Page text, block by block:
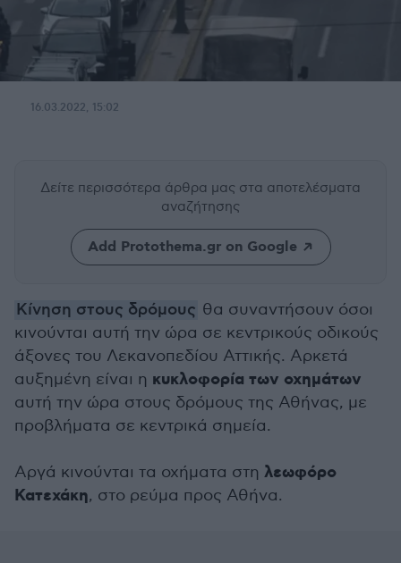
16.03.2022, 15:02
Δείτε περισσότερα άρθρα μας στα αποτελέσματα
αναζήτησης
Add Protothema.gr on Google
Κίνηση στους δρόμους θα συναντήσουν όσοι
κινούνται αυτή την ώρα σε κεντρικούς οδικούς
άξονες του Λεκανοπεδίου Αττικής. Αρκετά
αυξημένη είναι η κυκλοφορία των οχημάτων
αυτή την ώρα στους δρόμους της Αθήνας, με
προβλήματα σε κεντρικά σημεία.
Αργά κινούνται τα οχήματα στη λεωφόρο
Κατεχάκη, στο ρεύμα προς Αθήνα.